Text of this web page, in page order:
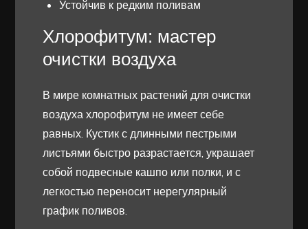
Устойчив к редким поливам
Хлорофитум: мастер
очистки воздуха
В мире комнатных растений для очистки
воздуха хлорофитум не имеет себе
равных. Кустик с длинными пестрыми
листьями быстро разрастается, украшает
собой подвесные кашпо или полки, и с
легкостью переносит нерегулярный
график поливов.